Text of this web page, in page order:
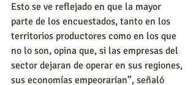
Esto se ve reflejado en que la mayor
parte de los encuestados, tanto en los
territorios productores como en los que
no lo son, opina que, si las empresas del
sector dejaran de operar en sus regiones,
sus economías empeorarían”, señaló